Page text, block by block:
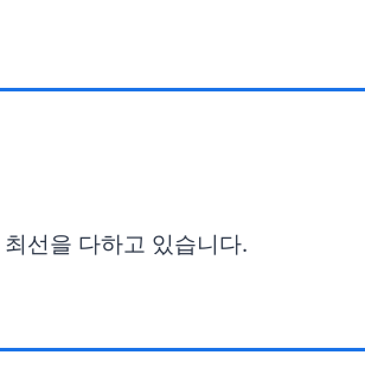
선을 다하고 있습니다.